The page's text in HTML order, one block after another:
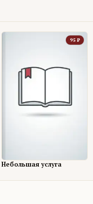
95₽
Небольшая услуга